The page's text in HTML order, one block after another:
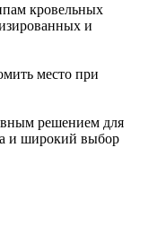
кровельных
и
место при
решением для
и широкий выбор